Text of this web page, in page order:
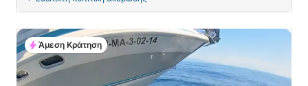
Άμεση Κράτηση